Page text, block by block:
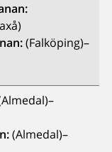
(Falköping)–
(Almedal)–